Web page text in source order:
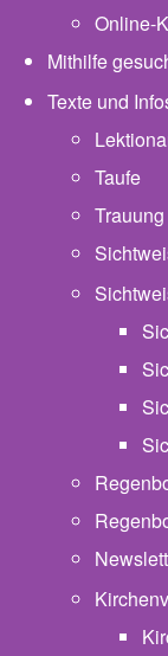
Online-
Mithilfe
Texte und
Taufe
Trauung